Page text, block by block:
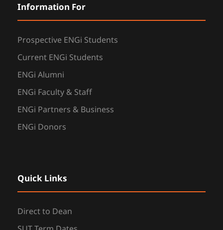
Information For
Prospective ENGi Students
Current ENGi Students
ENGi Alumni
ENGi Faculty & Staff
ENGi Partners & Business
ENGi Donors
Quick Links
Direct to Dean